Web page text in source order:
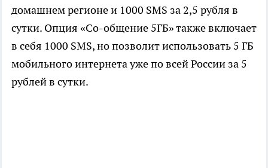
домашнем регионе и 1000 SMS за 2,5 рубля в
сутки. Опция «Со-общение 5ГБ» также включает
в себя 1000 SMS, но позволит использовать 5 ГБ
мобильного интернета уже по всей России за 5
рублей в сутки.